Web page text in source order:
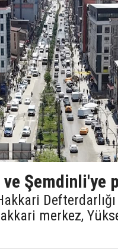
Şemdinli'ye
merkez,